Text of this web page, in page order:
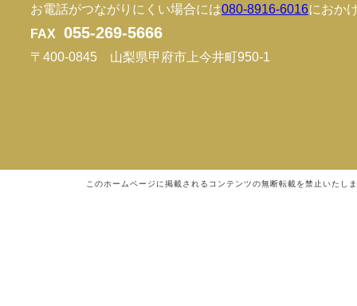
お電話がつながりにくい場合には080-8916-6016におか
FAX 055-269-5666
〒400-0845 山梨県甲府市上今井町950-1
このホームページに掲載されるコンテンツの無断転載を禁止いたし